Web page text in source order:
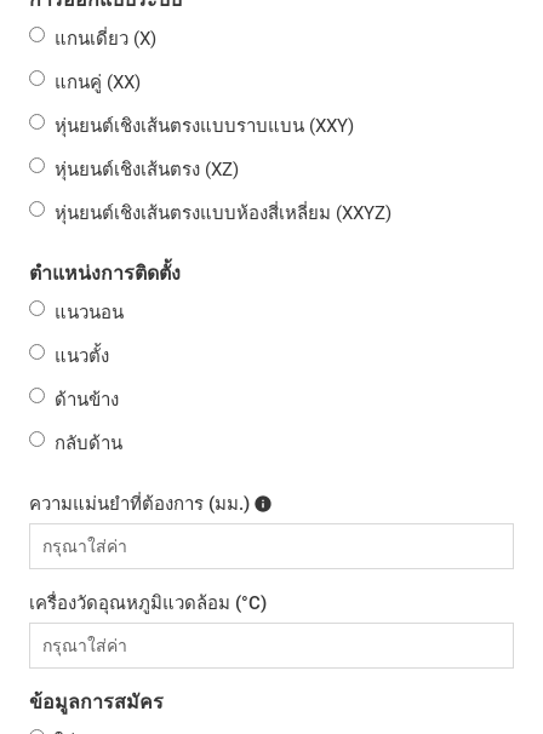
แกนเดี่ยว (X)
แกนคู่ (XX)
หุ่นยนต์เชิงเส้นตรงแบบราบแบน (XXY)
หุ่นยนต์เชิงเส้นตรง (XZ)
หุ่นยนต์เชิงเส้นตรงแบบห้องสี่เหลี่ยม (XXYZ)
ตำแหน่งการติดตั้ง
แนวนอน
แนวตั้ง
ด้านข้าง
กลับด้าน
ความแม่นยำที่ต้องการ (มม.)
เครื่องวัดอุณหภูมิแวดล้อม (°C)
ข้อมูลการสมัคร